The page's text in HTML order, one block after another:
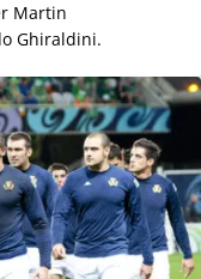
Martin
Ghiraldini.